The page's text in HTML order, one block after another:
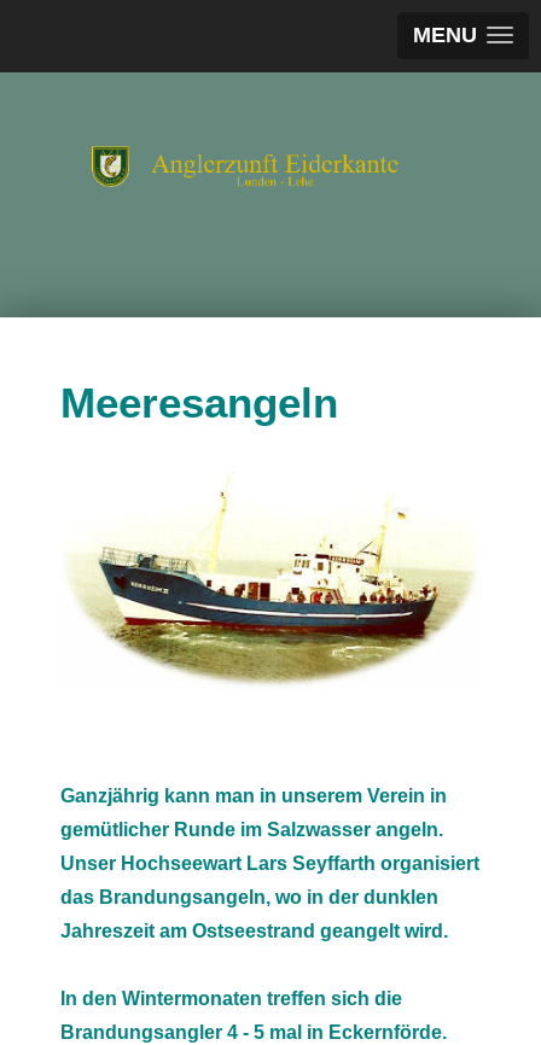
MENU
Meeresangeln
Ganzjährig kann man in unserem Verein in
gemütlicher Runde im Salzwasser angeln.
Unser Hochseewart Lars Seyffarth organisiert
das Brandungsangeln, wo in der dunklen
Jahreszeit am Ostseestrand geangelt wird.
In den Wintermonaten treffen sich die
Brandungsangler 4 - 5 mal in Eckernförde.